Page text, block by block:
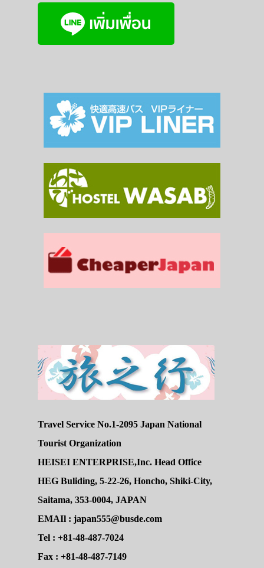
Travel Service No.1-2095 Japan National
Tourist Organization
HEISEI ENTERPRISE,Inc. Head Office
HEG Buliding, 5-22-26, Honcho, Shiki-City,
Saitama, 353-0004, JAPAN
EMAIl : japan555@busde.com
Tel : +81-48-487-7024
Fax : +81-48-487-7149